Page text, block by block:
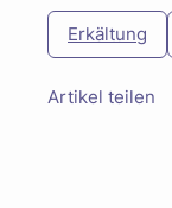
Erkältung